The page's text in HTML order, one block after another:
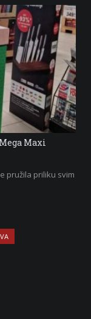
Maxi
pružila priliku svim